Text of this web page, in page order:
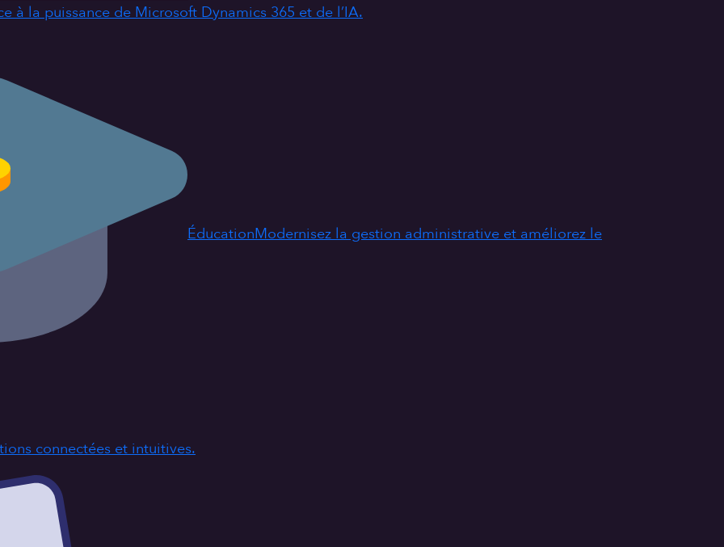
à la puissance de Microsoft Dynamics 365 et de l’IA.
ÉducationModernisez la gestion administrative et améliorez le
connectées et intuitives.